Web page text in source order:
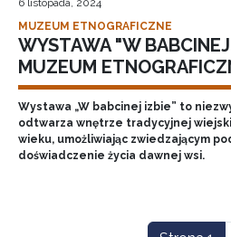
6 listopada, 2024
MUZEUM ETNOGRAFICZNE
WYSTAWA "W
MUZEUM
Wystawa „W babcinej izbie” to
odtwarza wnętrze tradycyjnej
wieku, umożliwiając zwiedzającym
doświadczenie życia dawnej wsi.